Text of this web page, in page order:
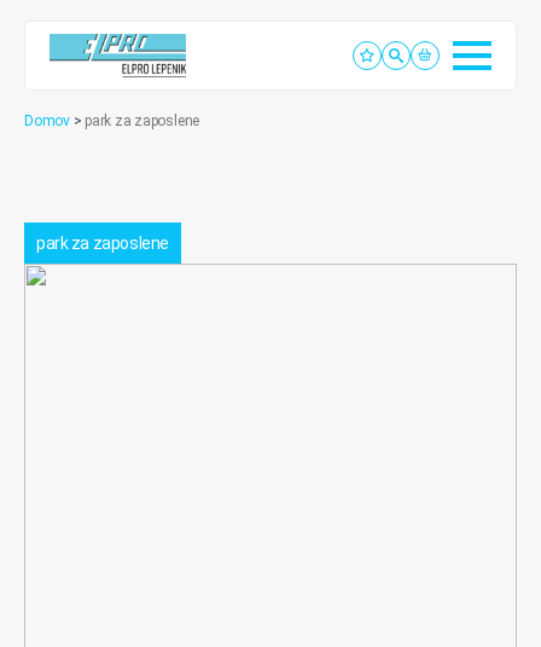
Domov > park za zaposlene
park za zaposlene